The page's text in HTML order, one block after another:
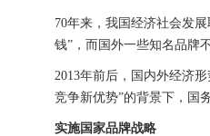
70年来，我国经济社会发
钱”，而国外一些知名品牌
2013年前后，国内外经济
竞争新优势”的背景下，国
实施国家品牌战略